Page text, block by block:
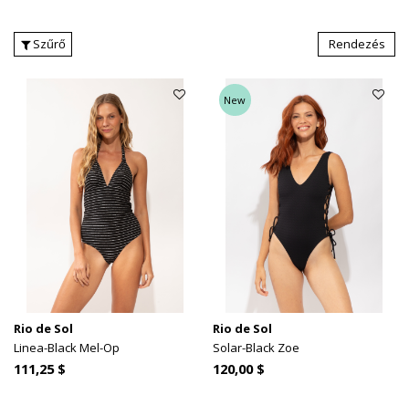
Szűrő Rendezés
Rio de Sol
Linea-Black Mel-Op
111,25 $
New
Rio de Sol
Solar-Black Zoe
120,00 $